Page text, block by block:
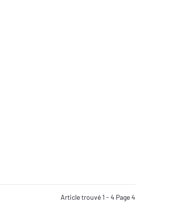
Article trouvé 1 - 4 Page 4